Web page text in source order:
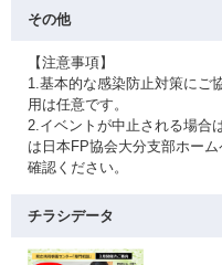
その他
【注意事項】
1.基本的な感染防止対策にご
用は任意です。
2.イベントが中止される場合
は日本FP協会大分支部ホー
確認ください。
チラシデータ